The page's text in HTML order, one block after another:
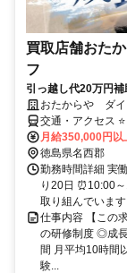
買取店舗おた
フ
引っ越し代20万円補
おたからや ダイ
交通・アクセス
月給350,000円以
徳島県名西郡
勤務時間詳細 実
り20日 ⏰10:00
取り組んでいます
仕事内容 【この
の研修制度 ◎成
間 月平均10時間
験...